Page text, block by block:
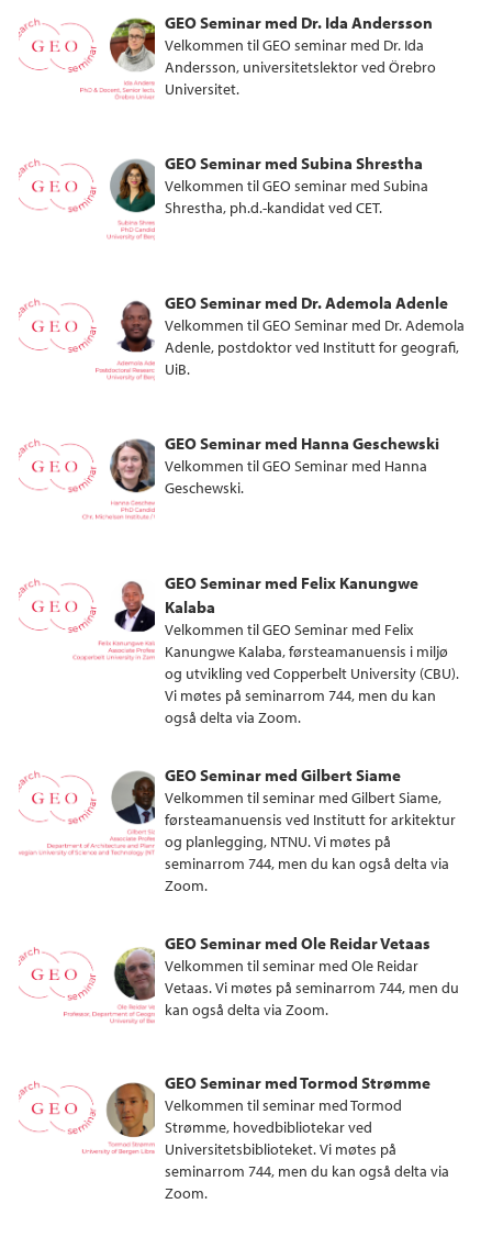
GEO Seminar med Dr. Ida Andersson
Velkommen til GEO seminar med Dr. Ida
Andersson, universitetslektor ved Örebro
Universitet.
GEO Seminar med Subina Shrestha
Velkommen til GEO seminar med Subina
Shrestha, ph.d.-kandidat ved CET.
GEO Seminar med Dr. Ademola Adenle
Velkommen til GEO Seminar med Dr. Ademola
Adenle, postdoktor ved Institutt for geografi,
UiB.
GEO Seminar med Hanna Geschewski
Velkommen til GEO Seminar med Hanna
Geschewski.
GEO Seminar med Felix Kanungwe
Kalaba
Velkommen til GEO Seminar med Felix
Kanungwe Kalaba, førsteamanuensis i miljø
og utvikling ved Copperbelt University (CBU).
Vi møtes på seminarrom 744, men du kan
også delta via Zoom.
GEO Seminar med Gilbert Siame
Velkommen til seminar med Gilbert Siame,
førsteamanuensis ved Institutt for arkitektur
og planlegging, NTNU. Vi møtes på
seminarrom 744, men du kan også delta via
Zoom.
GEO Seminar med Ole Reidar Vetaas
Velkommen til seminar med Ole Reidar
Vetaas. Vi møtes på seminarrom 744, men du
kan også delta via Zoom.
GEO Seminar med Tormod Strømme
Velkommen til seminar med Tormod
Strømme, hovedbibliotekar ved
Universitetsbiblioteket. Vi møtes på
seminarrom 744, men du kan også delta via
Zoom.